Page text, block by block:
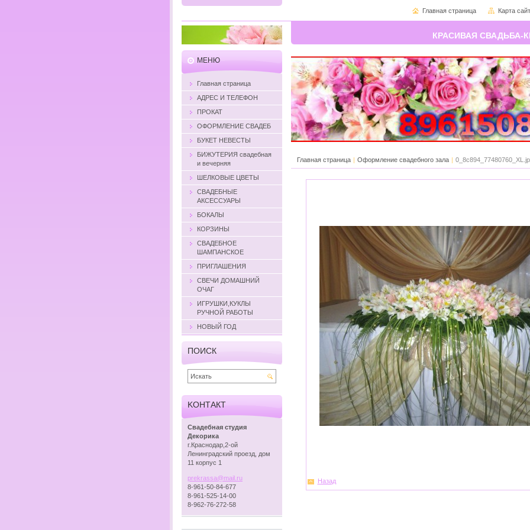
КРАСИВАЯ СВАДЬБА-
Главная страница | Оформление свадебного зала |
Назад
MЕНЮ
Главная страница
АДРЕС И ТЕЛЕФОН
ПРОКАТ
ОФОРМЛЕНИЕ СВАДЕБ
БУКЕТ НЕВЕСТЫ
БИЖУТЕРИЯ свадебная
и вечерняя
ШЕЛКОВЫЕ ЦВЕТЫ
СВАДЕБНЫЕ
АКСЕССУАРЫ
БОКАЛЫ
КОРЗИНЫ
СВАДЕБНОЕ
ШАМПАНСКОЕ
ПРИГЛАШЕНИЯ
СВЕЧИ ДОМАШНИЙ
ОЧАГ
ИГРУШКИ,КУКЛЫ
РУЧНОЙ РАБОТЫ
НОВЫЙ ГОД
ПОИСК
KOНТАКТ
Свадебная студия
Декорика
г.Краснодар,2-ой
Ленинградский проезд, дом
11 корпус 1
prekrassa@mail.ru
8-961-50-84-677
8-961-525-14-00
8-962-76-272-58
Главная страница Карта